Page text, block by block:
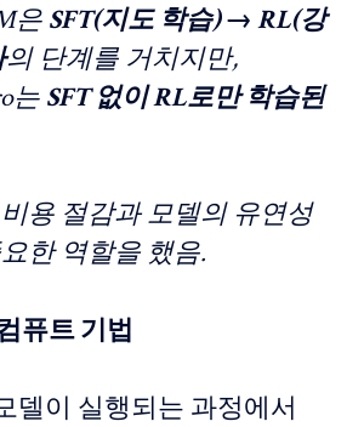
은 SFT(지도 학습) → RL(강
의 단계를 거치지만,
는 SFT 없이 RL로만 학습된
용 절감과 모델의 유연성
한 역할을 했음.
퓨트 기법
델이 실행되는 과정에서